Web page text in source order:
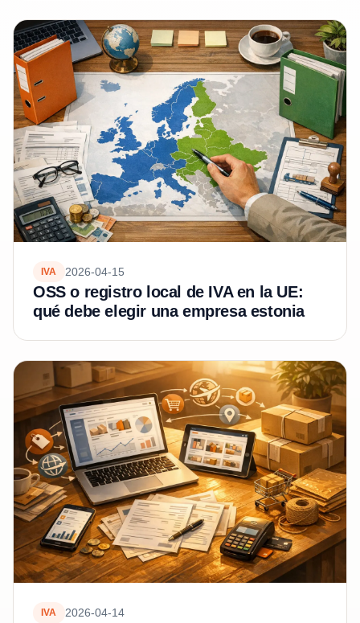
IVA 2026-04-15
OSS o registro local de IVA en la UE:
qué debe elegir una empresa estonia
IVA 2026-04-14